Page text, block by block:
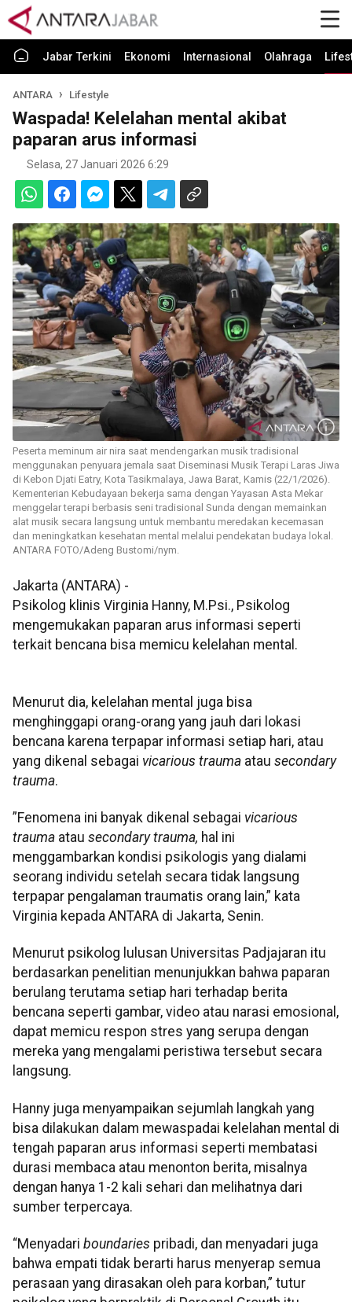
Jabar Terkini Ekonomi Internasional Olahraga
ANTARA Lifestyle
Waspada! Kelelahan mental akibat
paparan arus informasi
Selasa, 27 Januari 2026 6:29
Peserta meminum air nira saat mendengarkan musik tradisional
menggunakan penyuara jemala saat Diseminasi Musik Terapi Laras Jiwa
di Kebon Djati Eatry, Kota Tasikmalaya, Jawa Barat, Kamis (22/1/2026).
Kementerian Kebudayaan bekerja sama dengan Yayasan Asta Mekar
menggelar terapi berbasis seni tradisional Sunda dengan memainkan
alat musik secara langsung untuk membantu meredakan kecemasan
dan meningkatkan kesehatan mental melalui pendekatan budaya lokal.
ANTARA FOTO/Adeng Bustomi/nym.
Jakarta (ANTARA) -
Psikolog klinis Virginia Hanny, M.Psi., Psikolog
mengemukakan paparan arus informasi seperti
terkait bencana bisa memicu kelelahan mental.
Menurut dia, kelelahan mental juga bisa
menghinggapi orang-orang yang jauh dari lokasi
bencana karena terpapar informasi setiap hari, atau
yang dikenal sebagai vicarious trauma atau secondary
trauma.
⁠”Fenomena ini banyak dikenal sebagai vicarious
trauma atau secondary trauma, hal ini
menggambarkan kondisi psikologis yang dialami
seorang individu setelah secara tidak langsung
terpapar pengalaman traumatis orang lain,” kata
Virginia kepada ANTARA di Jakarta, Senin.
Menurut psikolog lulusan Universitas Padjajaran itu
berdasarkan penelitian menunjukkan bahwa paparan
berulang terutama setiap hari terhadap berita
bencana seperti gambar, video atau narasi emosional,
dapat memicu respon stres yang serupa dengan
mereka yang mengalami peristiwa tersebut secara
langsung.
Hanny juga menyampaikan sejumlah langkah yang
bisa dilakukan dalam mewaspadai kelelahan mental di
tengah paparan arus informasi seperti membatasi
durasi membaca atau menonton berita, misalnya
dengan hanya 1-2 kali sehari dan melihatnya dari
sumber terpercaya.
“Menyadari boundaries pribadi, dan menyadari juga
bahwa empati tidak berarti harus menyerap semua
perasaan yang dirasakan oleh para korban,” tutur